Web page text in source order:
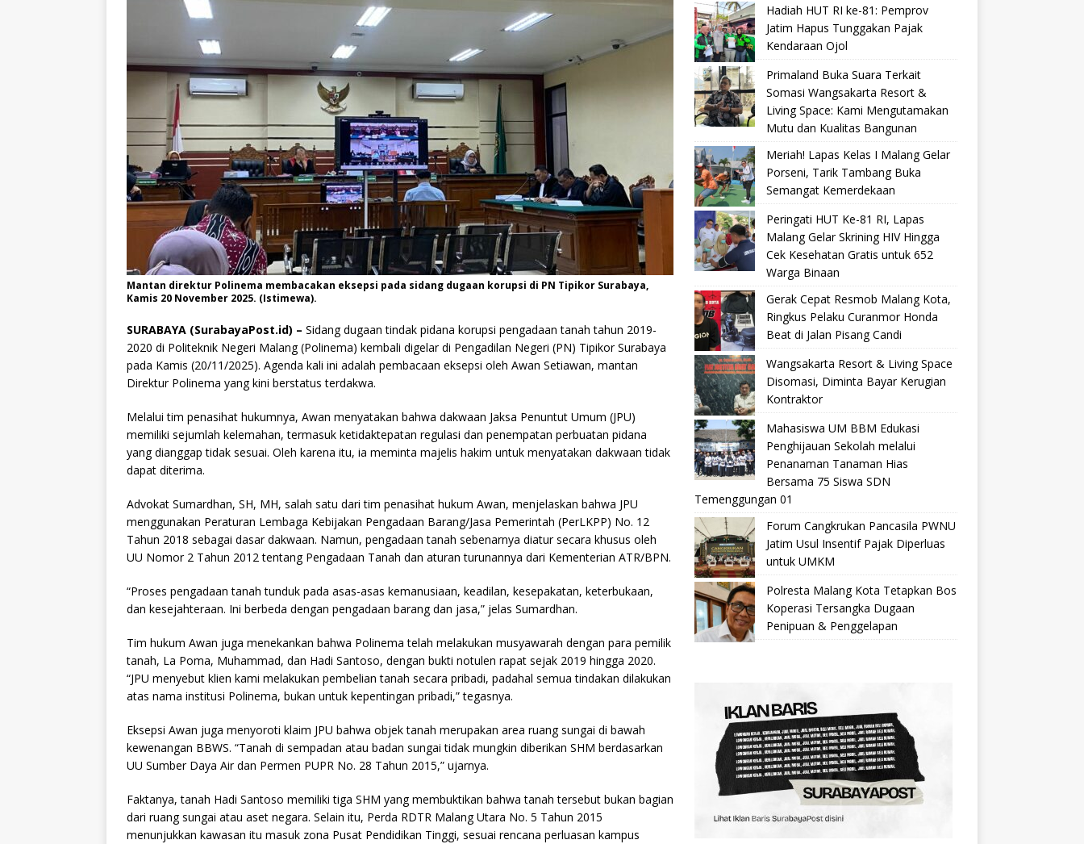
Mantan direktur Polinema membacakan eksepsi pada sidang dugaan korupsi di PN Tipikor Surabaya,
Kamis 20 November 2025. (Istimewa).
SURABAYA (SurabayaPost.id) – Sidang dugaan tindak pidana korupsi pengadaan tanah tahun 2019-
2020 di Politeknik Negeri Malang (Polinema) kembali digelar di Pengadilan Negeri (PN) Tipikor Surabaya
pada Kamis (20/11/2025). Agenda kali ini adalah pembacaan eksepsi oleh Awan Setiawan, mantan
Direktur Polinema yang kini berstatus terdakwa.
Melalui tim penasihat hukumnya, Awan menyatakan bahwa dakwaan Jaksa Penuntut Umum (JPU)
memiliki sejumlah kelemahan, termasuk ketidaktepatan regulasi dan penempatan perbuatan pidana
yang dianggap tidak sesuai. Oleh karena itu, ia meminta majelis hakim untuk menyatakan dakwaan tidak
dapat diterima.
Advokat Sumardhan, SH, MH, salah satu dari tim penasihat hukum Awan, menjelaskan bahwa JPU
menggunakan Peraturan Lembaga Kebijakan Pengadaan Barang/Jasa Pemerintah (PerLKPP) No. 12
Tahun 2018 sebagai dasar dakwaan. Namun, pengadaan tanah sebenarnya diatur secara khusus oleh
UU Nomor 2 Tahun 2012 tentang Pengadaan Tanah dan aturan turunannya dari Kementerian ATR/BPN.
“Proses pengadaan tanah tunduk pada asas-asas kemanusiaan, keadilan, kesepakatan, keterbukaan,
dan kesejahteraan. Ini berbeda dengan pengadaan barang dan jasa,” jelas Sumardhan.
Tim hukum Awan juga menekankan bahwa Polinema telah melakukan musyawarah dengan para pemilik
tanah, La Poma, Muhammad, dan Hadi Santoso, dengan bukti notulen rapat sejak 2019 hingga 2020.
“JPU menyebut klien kami melakukan pembelian tanah secara pribadi, padahal semua tindakan dilakukan
atas nama institusi Polinema, bukan untuk kepentingan pribadi,” tegasnya.
Eksepsi Awan juga menyoroti klaim JPU bahwa objek tanah merupakan area ruang sungai di bawah
kewenangan BBWS. “Tanah di sempadan atau badan sungai tidak mungkin diberikan SHM berdasarkan
UU Sumber Daya Air dan Permen PUPR No. 28 Tahun 2015,” ujarnya.
Faktanya, tanah Hadi Santoso memiliki tiga SHM yang membuktikan bahwa tanah tersebut bukan bagian
dari ruang sungai atau aset negara. Selain itu, Perda RDTR Malang Utara No. 5 Tahun 2015
menunjukkan kawasan itu masuk zona Pusat Pendidikan Tinggi, sesuai rencana perluasan kampus
Hadiah HUT RI ke-81: Pemprov
Jatim Hapus Tunggakan Pajak
Kendaraan Ojol
Primaland Buka Suara Terkait
Somasi Wangsakarta Resort &
Living Space: Kami Mengutamakan
Mutu dan Kualitas Bangunan
Meriah! Lapas Kelas I Malang Gelar
Porseni, Tarik Tambang Buka
Semangat Kemerdekaan
Peringati HUT Ke-81 RI, Lapas
Malang Gelar Skrining HIV Hingga
Cek Kesehatan Gratis untuk 652
Warga Binaan
Gerak Cepat Resmob Malang Kota,
Ringkus Pelaku Curanmor Honda
Beat di Jalan Pisang Candi
Wangsakarta Resort & Living Space
Disomasi, Diminta Bayar Kerugian
Kontraktor
Mahasiswa UM BBM Edukasi
Penghijauan Sekolah melalui
Penanaman Tanaman Hias
Bersama 75 Siswa SDN
Temenggungan 01
Forum Cangkrukan Pancasila PWNU
Jatim Usul Insentif Pajak Diperluas
untuk UMKM
Polresta Malang Kota Tetapkan Bos
Koperasi Tersangka Dugaan
Penipuan & Penggelapan